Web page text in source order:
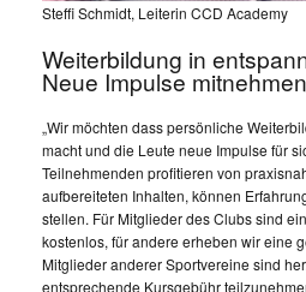
Steffi Schmidt, Leiterin CCD Academy
Weiterbildung in
Neue Impulse mitnehmen
„Wir möchten dass persönliche
macht und die Leute neue Impulse für
Teilnehmenden profitieren von
aufbereiteten Inhalten, können
stellen. Für Mitglieder des Clubs sind
kostenlos, für andere erheben wir eine
Mitglieder anderer Sportvereine sind
entsprechende Kursgebühr